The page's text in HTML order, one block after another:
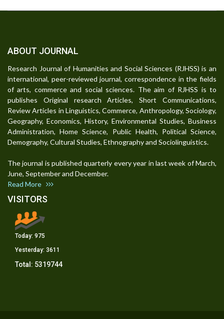
ABOUT JOURNAL
Research Journal of Humanities and Social Sciences (RJHSS) is an
international, peer-reviewed journal, correspondence in the fields
of arts, commerce and social sciences. The aim of RJHSS is to
publishes Original research Articles, Short Communications,
Review Articles in Linguistics, Commerce, Anthropology, Sociology,
Geography, Economics, History, Environmental Studies, Business
Administration, Home Science, Public Health, Political Science,
Demography, Cultural Studies, Ethnography and Sociolinguistics.
The journal is published quarterly every year in last week of March,
June, September and December.
Read More
VISITORS
Today: 975
Yesterday: 3611
Total: 5319744